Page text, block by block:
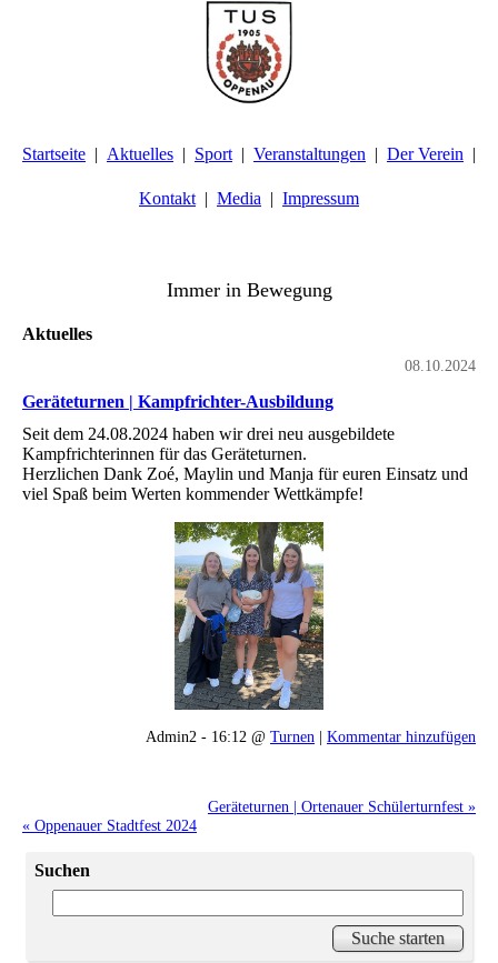
Startseite Aktuelles Sport Veranstaltungen Der Verein
Kontakt Media Impressum
Immer in Bewegung
Aktuelles
08.10.2024
Geräteturnen | Kampfrichter-Ausbildung
Seit dem 24.08.2024 haben wir drei neu ausgebildete
Kampfrichterinnen für das Geräteturnen.
Herzlichen Dank Zoé, Maylin und Manja für euren Einsatz und
viel Spaß beim Werten kommender Wettkämpfe!
Admin2 - 16:12 @ Turnen | Kommentar hinzufügen
Geräteturnen | Ortenauer Schülerturnfest »
« Oppenauer Stadtfest 2024
Suchen